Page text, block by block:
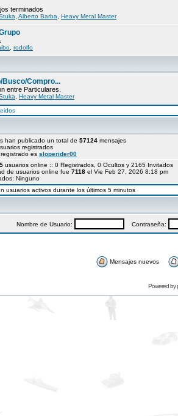
terminados
Alberto Barba Heavy Metal Master
rodolfo
Busco/Compro...
entre Particulares.
Heavy Metal Master
han publicado un total de 57124 mensajes
registrados
es sloperider00
usuarios online :: 0 Registrados, 0 Ocultos y 2165
de usuarios online fue 7118 el Vie Feb 27, 2026 8:18 pm
Ninguno
usuarios activos durante los últimos 5 minutos
Nombre de Usuario: Contraseña:
Mensajes nuevos
Powered by